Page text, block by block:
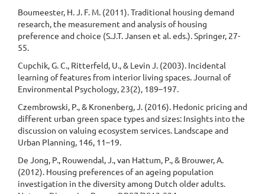
Boumeester, H. J. F. M. (2011). Traditional housing demand
research, the measurement and analysis of housing
preference and choice (S.J.T. Jansen et al. eds.). Springer, 27-
55.
Cupchik, G. C., Ritterfeld, U., & Levin J. (2003). Incidental
learning of features from interior living spaces. Journal of
Environmental Psychology, 23(2), 189–197.
Czembrowski, P., & Kronenberg, J. (2016). Hedonic pricing and
different urban green space types and sizes: Insights into the
discussion on valuing ecosystem services. Landscape and
Urban Planning, 146, 11–19.
De Jong, P., Rouwendal, J., van Hattum, P., & Brouwer, A.
(2012). Housing preferences of an ageing population
investigation in the diversity among Dutch older adults.